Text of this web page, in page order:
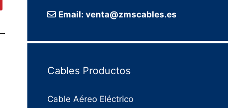
Email: venta@zmscables.es
Cables Productos
Cable Aéreo Eléctrico